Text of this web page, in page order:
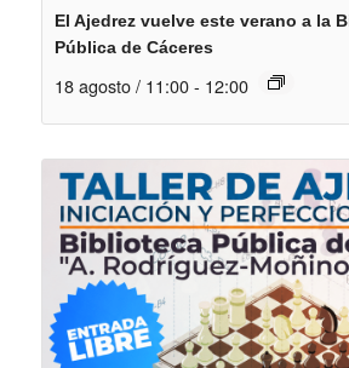
El Ajedrez vuelve este verano a la
Pública de Cáceres
18 agosto / 11:00 - 12:00